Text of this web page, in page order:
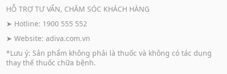
HỖ TRỢ TƯ VẤN, CHĂM SÓC KHÁCH HÀNG
➤ Hotline: 1900 555 552
➤ Website: adiva.com.vn
*Lưu ý: Sản phẩm không phải là thuốc và không có tác dụng
thay thế thuốc chữa bệnh.